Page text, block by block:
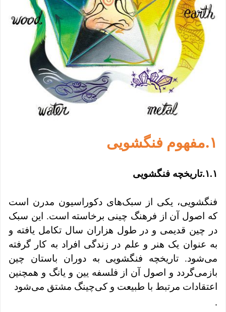
۱.مفهوم فنگشویی
۱.۱.تاریخچه فنگشویی
فنگشویی، یکی از سبک‌های دکوراسیون مدرن است
که اصول آن از فرهنگ چینی برخاسته است. این سبک
در چین قدیمی و در طول هزاران سال تکامل یافته و
به عنوان یک هنر و علم در زندگی افراد به کار گرفته
می‌شود. تاریخچه فنگشویی به دوران باستان چین
بازمی‌گردد و اصول آن از فلسفه یین و یانگ و همچنین
اعتقادات مرتبط با طبیعت و کی‌چینگ مشتق می‌شود
.